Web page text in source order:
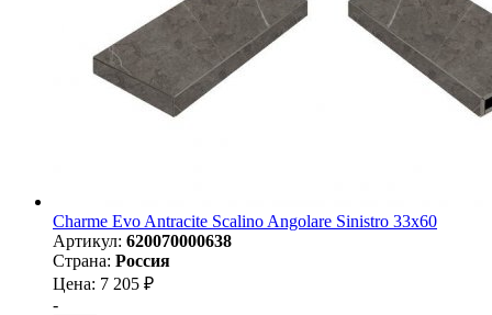
Charme Evo Antracite Scalino Angolare Sinistro 33х60
Артикул: 620070000638
Страна: Россия
Цена: 7 205 ₽
-